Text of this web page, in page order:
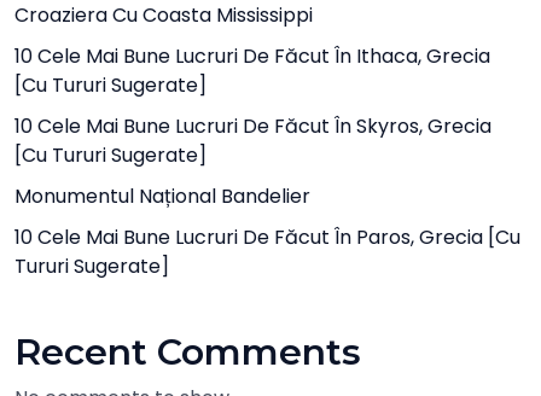
Croaziera Cu Coasta Mississippi
10 Cele Mai Bune Lucruri De Făcut În Ithaca, Grecia
[cu Tururi Sugerate]
10 Cele Mai Bune Lucruri De Făcut În Skyros, Grecia
[cu Tururi Sugerate]
Monumentul Național Bandelier
10 Cele Mai Bune Lucruri De Făcut În Paros, Grecia [cu
Tururi Sugerate]
Recent Comments